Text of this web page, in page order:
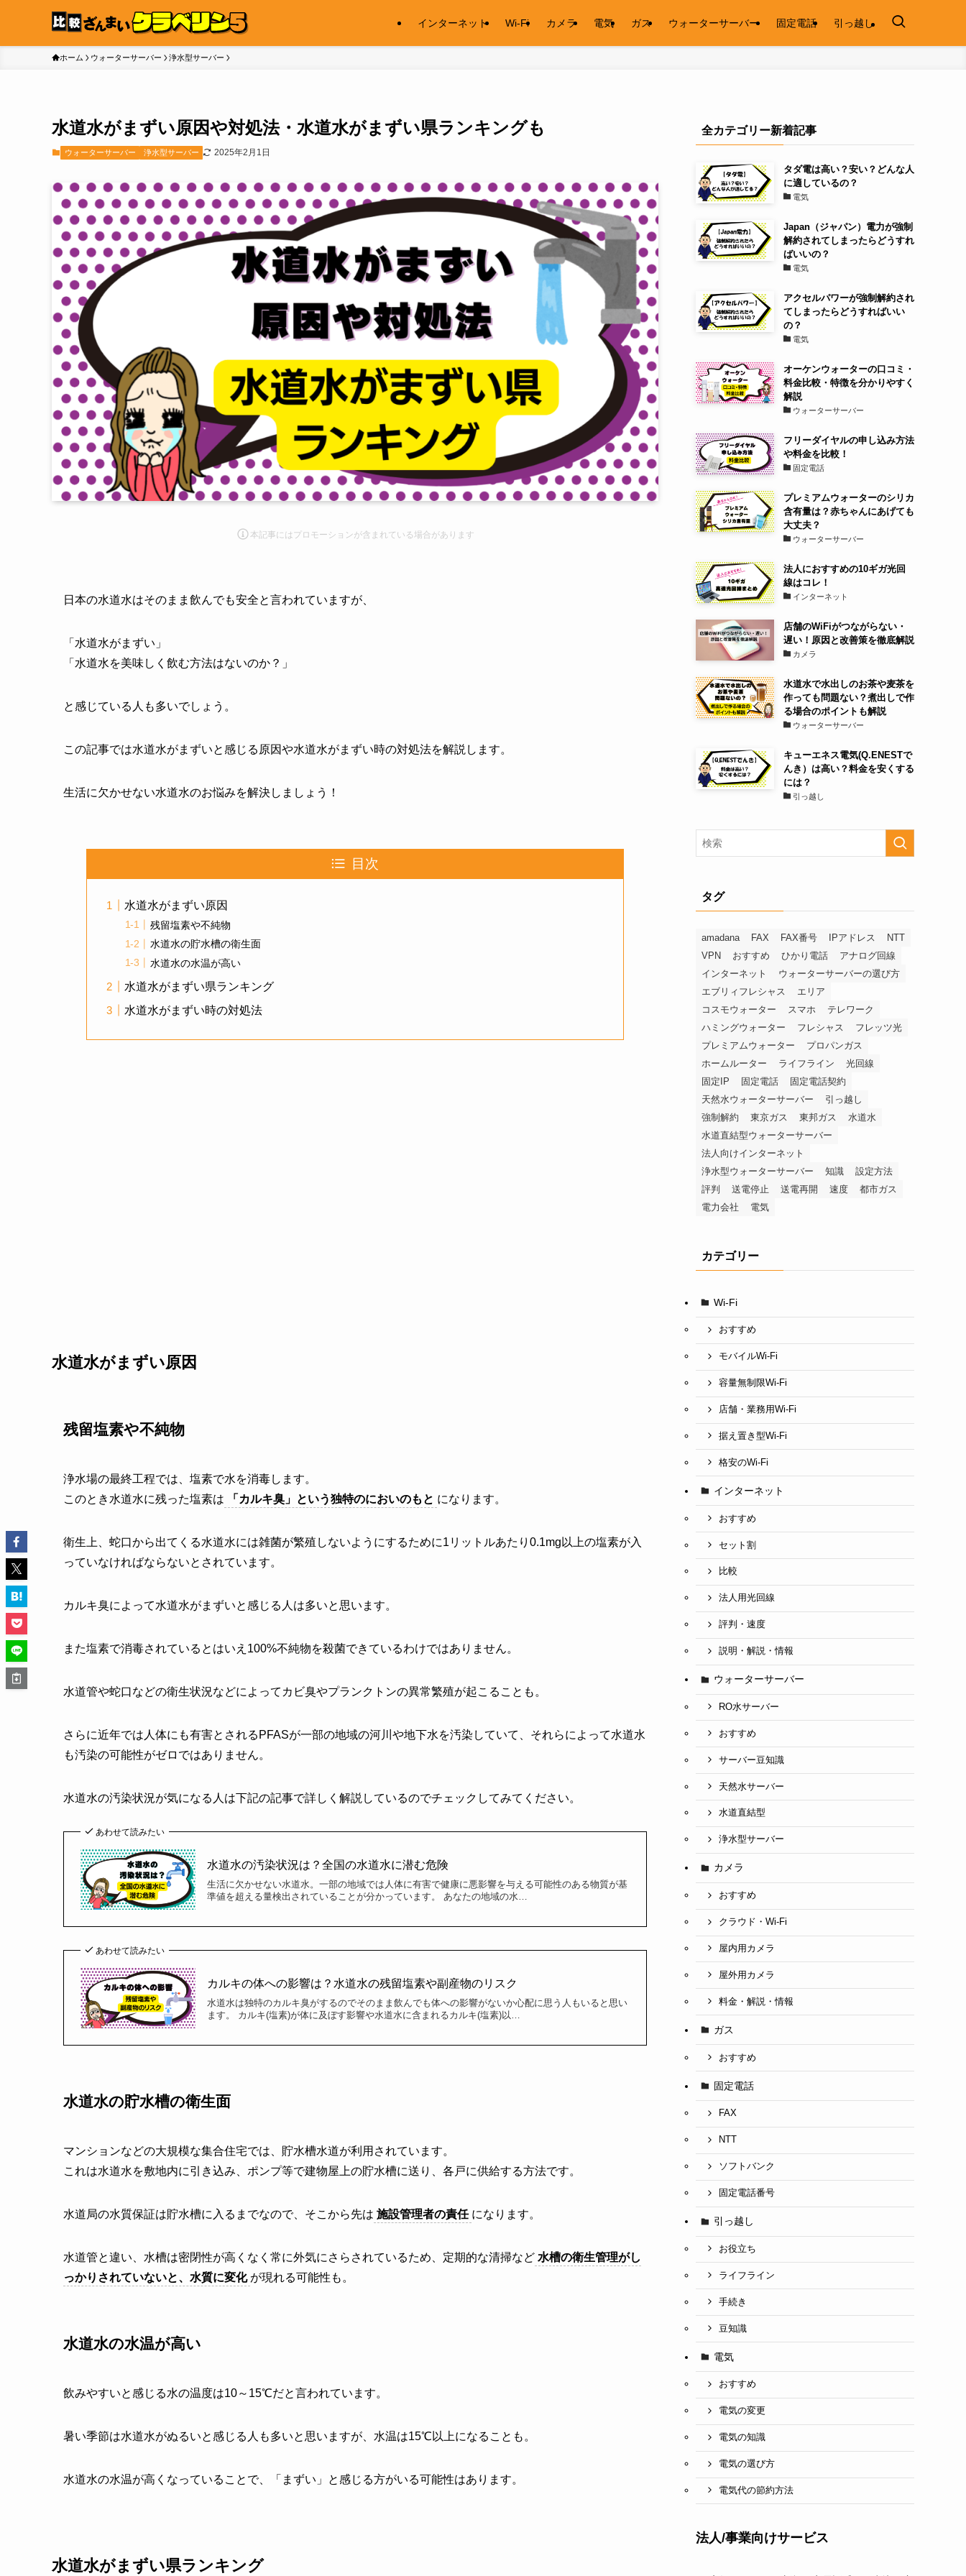
インターネット Wi-Fi カメラ 電気 ガス ウォーターサーバー 固定電話 引っ越し
ホーム ウォーターサーバー 浄水型サーバー
水道水がまずい原因や対処法・水道水がまずい県ランキングも
ウォーターサーバー 浄水型サーバー 2025年2月1日
本記事にはプロモーションが含まれている場合があります
日本の水道水はそのまま飲んでも安全と言われていますが、
「水道水がまずい」
「水道水を美味しく飲む方法はないのか？」
と感じている人も多いでしょう。
この記事では水道水がまずいと感じる原因や水道水がまずい時の対処法を解説します。
生活に欠かせない水道水のお悩みを解決しましょう！
目次
水道水がまずい原因
残留塩素や不純物
水道水の貯水槽の衛生面
水道水の水温が高い
水道水がまずい県ランキング
水道水がまずい時の対処法
水道水がまずい原因
残留塩素や不純物
浄水場の最終工程では、塩素で水を消毒します。
このとき水道水に残った塩素は
「カルキ臭」という独特のにおいのもと になります。
衛生上、蛇口から出てくる水道水には雑菌が繁殖しないようにするために1リットルあたり0.1mg以上の塩素が入
っていなければならないとされています。
カルキ臭によって水道水がまずいと感じる人は多いと思います。
また塩素で消毒されているとはいえ100%不純物を殺菌できているわけではありません。
水道管や蛇口などの衛生状況などによってカビ臭やプランクトンの異常繁殖が起こることも。
さらに近年では人体にも有害とされるPFASが一部の地域の河川や地下水を汚染していて、それらによって水道水
も汚染の可能性がゼロではありません。
水道水の汚染状況が気になる人は下記の記事で詳しく解説しているのでチェックしてみてください。
あわせて読みたい
水道水の汚染状況は？全国の水道水に潜む危険
生活に欠かせない水道水。一部の地域では人体に有害で健康に悪影響を与える可能性のある物質が基
準値を超える量検出されていることが分かっています。 あなたの地域の水…
あわせて読みたい
カルキの体への影響は？水道水の残留塩素や副産物のリスク
水道水は独特のカルキ臭がするのでそのまま飲んでも体への影響がないか心配に思う人もいると思い
ます。 カルキ(塩素)が体に及ぼす影響や水道水に含まれるカルキ(塩素)以…
水道水の貯水槽の衛生面
マンションなどの大規模な集合住宅では、貯水槽水道が利用されています。
これは水道水を敷地内に引き込み、ポンプ等で建物屋上の貯水槽に送り、各戸に供給する方法です。
水道局の水質保証は貯水槽に入るまでなので、そこから先は 施設管理者の責任 になります。
水道管と違い、水槽は密閉性が高くなく常に外気にさらされているため、定期的な清掃など 水槽の衛生管理がし
っかりされていないと、水質に変化 が現れる可能性も。
水道水の水温が高い
飲みやすいと感じる水の温度は10～15℃だと言われています。
暑い季節は水道水がぬるいと感じる人も多いと思いますが、水温は15℃以上になることも。
水道水の水温が高くなっていることで、「まずい」と感じる方がいる可能性はあります。
水道水がまずい県ランキング
全カテゴリー新着記事
タダ電は高い？安い？どんな人
に適しているの？
電気
Japan（ジャパン）電力が強制
解約されてしまったらどうすれ
ばいいの？
電気
アクセルパワーが強制解約され
てしまったらどうすればいい
の？
電気
オーケンウォーターの口コミ・
料金比較・特徴を分かりやすく
解説
ウォーターサーバー
フリーダイヤルの申し込み方法
や料金を比較！
固定電話
プレミアムウォーターのシリカ
含有量は？赤ちゃんにあげても
大丈夫？
ウォーターサーバー
法人におすすめの10ギガ光回
線はコレ！
インターネット
店舗のWiFiがつながらない・
遅い！原因と改善策を徹底解説
カメラ
水道水で水出しのお茶や麦茶を
作っても問題ない？煮出しで作
る場合のポイントも解説
ウォーターサーバー
キューエネス電気(Q.ENESTで
んき）は高い？料金を安くする
には？
引っ越し
タグ
amadana FAX FAX番号 IPアドレス
NTT
VPN
おすすめ ひかり電話
アナログ回線
インターネット
ウォーターサーバーの選び方
エブリィフレシャス
エリア
コスモウォーター
スマホ
テレワーク
ハミングウォーター
フレシャス
フレッツ光
プレミアムウォーター
プロパンガス
ホームルーター
ライフライン
光回線
固定IP
固定電話
固定電話契約
天然水ウォーターサーバー
引っ越し
強制解約
東京ガス 東邦ガス
水道水
水道直結型ウォーターサーバー
法人向けインターネット
浄水型ウォーターサーバー
知識
設定方法
評判
送電停止 送電再開 速度
都市ガス
電力会社
電気
カテゴリー
Wi-Fi
おすすめ
モバイルWi-Fi
容量無制限Wi-Fi
店舗・業務用Wi-Fi
据え置き型Wi-Fi
格安のWi-Fi
インターネット
おすすめ
セット割
比較
法人用光回線
評判・速度
説明・解説・情報
ウォーターサーバー
RO水サーバー
おすすめ
サーバー豆知識
天然水サーバー
水道直結型
浄水型サーバー
カメラ
おすすめ
クラウド・Wi-Fi
屋内用カメラ
屋外用カメラ
料金・解説・情報
ガス
おすすめ
固定電話
FAX
NTT
ソフトバンク
固定電話番号
引っ越し
お役立ち
ライフライン
手続き
豆知識
電気
おすすめ
電気の変更
電気の知識
電気の選び方
電気代の節約方法
法人/事業向けサービス